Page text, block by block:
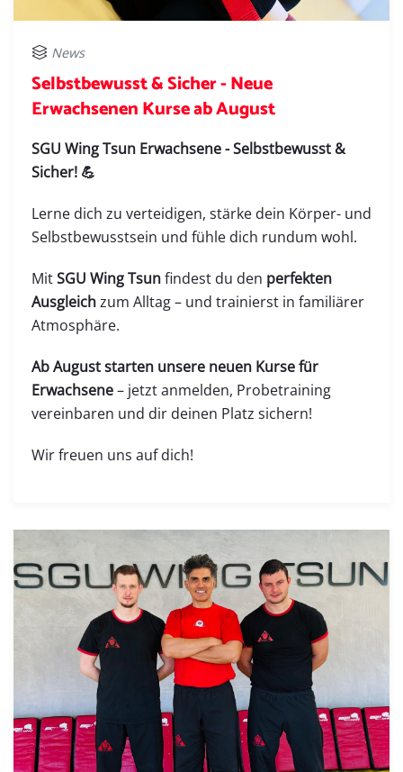
News
Selbstbewusst & Sicher - Neue
Erwachsenen Kurse ab August
SGU Wing Tsun Erwachsene - Selbstbewusst &
Sicher! 💪
Lerne dich zu verteidigen, stärke dein Körper- und
Selbstbewusstsein und fühle dich rundum wohl.
MitSGU Wing Tsunfindest du den perfekten
Ausgleichzum Alltag – und trainierst in familiärer
Atmosphäre.
Ab August starten unsere neuen Kurse für
Erwachsene– jetzt anmelden, Probetraining
vereinbaren und dir deinen Platz sichern!
Wir freuen uns auf dich!